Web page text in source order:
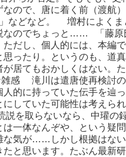
ので、唐に着く前（渡航
などなど。 増村によく
なのでちょっと…… 「藤
だし、個人的には、本編
ったり。というのも、道
居てもおかしくはない。
感 滝川は遣唐使再検討
的に持っていた伝手を辿
していた可能性は考えら
を取らないなら、中瓘の
一体なんぞや、という疑
な気が……しかし根拠は
と思います。たぶん最新